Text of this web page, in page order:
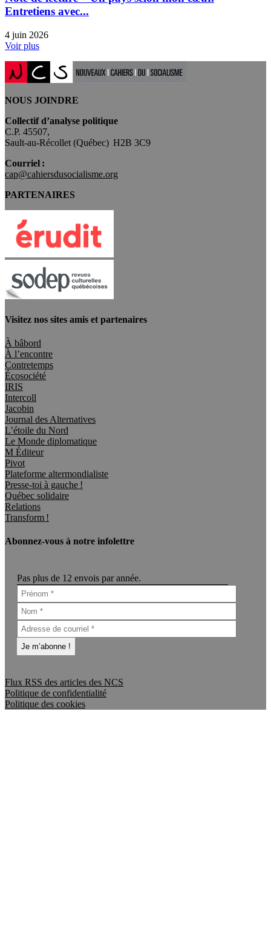
Entretiens avec...
4 juin 2026
Voir plus
NOUS JOINDRE
Collectif d’analyse politique
C.P. 45507,
Sault-au-Récollet (Québec) H2B 3C9
Courriel :
cap@cahiersdusocialisme.org
PARTENAIRES
Visitez nos sites amis et partenaires
À bâbord
À l’encontre
Contretemps
Écosociété
IRIS
Intercoll
Jacobin
Journal des Alternatives
L’étoile du Nord
Le Monde diplomatique
M Éditeur
Pivot
Plateforme altermondialiste
Presse-toi à gauche !
Québec solidaire
Relations
Transform !
Abonnez-vous à notre infolettre
Pas plus de 12 envois par année.
Flux RSS des articles des NCS
Politique de confidentialité
Politique des cookies